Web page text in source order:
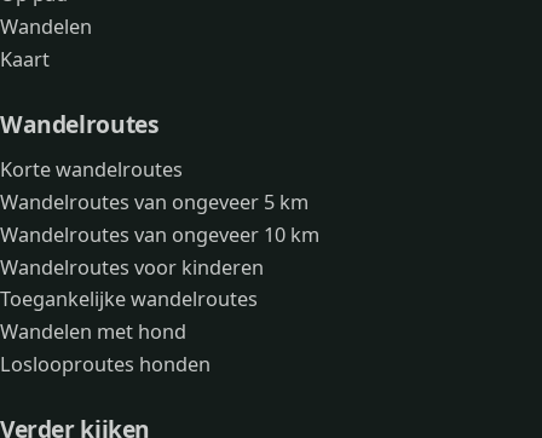
Wandelen
Kaart
Wandelroutes
Korte wandelroutes
Wandelroutes van ongeveer 5 km
Wandelroutes van ongeveer 10 km
Wandelroutes voor kinderen
Toegankelijke wandelroutes
Wandelen met hond
Loslooproutes honden
Verder kijken